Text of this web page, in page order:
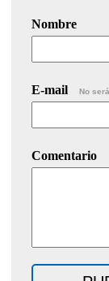
Nombre
E-mail No
Comentario